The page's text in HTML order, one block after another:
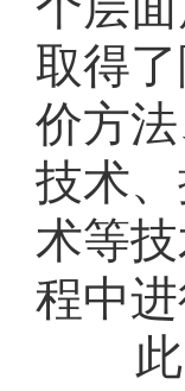
取得
价方
技术
术等
程中